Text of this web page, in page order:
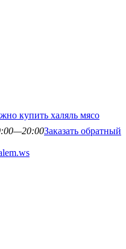
Заказать обратный